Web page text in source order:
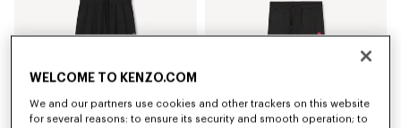
WELCOME TO KENZO.COM
We and our partners use cookies and other trackers on this website
for several reasons: to ensure its security and smooth operation; to